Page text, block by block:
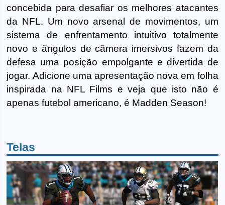
concebida para desafiar os melhores atacantes
da NFL. Um novo arsenal de movimentos, um
sistema de enfrentamento intuitivo totalmente
novo e ângulos de câmera imersivos fazem da
defesa uma posição empolgante e divertida de
jogar. Adicione uma apresentação nova em folha
inspirada na NFL Films e veja que isto não é
apenas futebol americano, é Madden Season!
Telas